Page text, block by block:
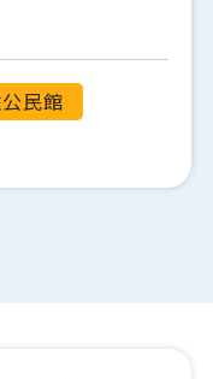
民館